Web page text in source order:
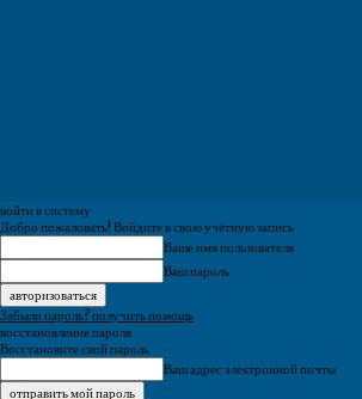
войти в систему
Добро пожаловать! Войдите в свою учётную запись
Ваше имя пользователя
Ваш пароль
Забыли пароль? получить помощь
восстановление пароля
Восстановите свой пароль
Ваш адрес электронной почты